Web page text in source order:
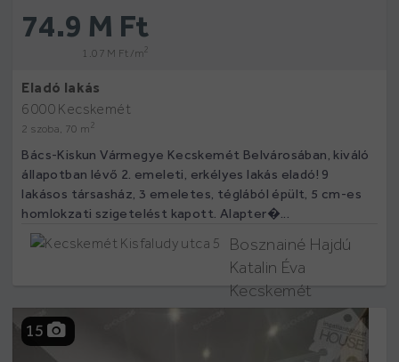
74.9 M Ft
1.07 M Ft /m2
Eladó lakás
6000 Kecskemét
2 szoba, 70 m 2
Bács-Kiskun Vármegye Kecskemét Belvárosában, kiváló
állapotban lévő 2. emeleti, erkélyes lakás eladó! 9
lakásos társasház, 3 emeletes, téglából épült, 5 cm-es
homlokzati szigetelést kapott. Alapter�...
Bosznainé Hajdú
Katalin Éva
Kecskemét
Kisfaludy utca 5
15